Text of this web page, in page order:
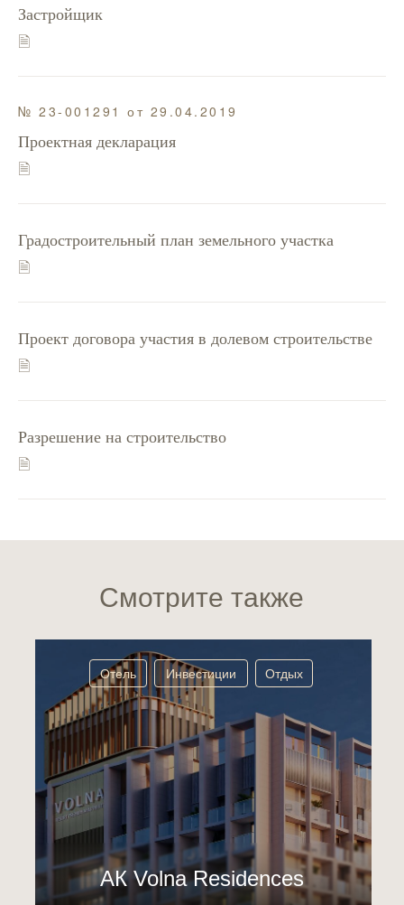
Застройщик
🗎
№ 23-001291 от 29.04.2019
Проектная декларация
🗎
Градостроительный план земельного участка
🗎
Проект договора участия в долевом строительстве
🗎
Разрешение на строительство
🗎
АК Volna Residences
Отдых
Инвестиции
Отель
Смотрите также